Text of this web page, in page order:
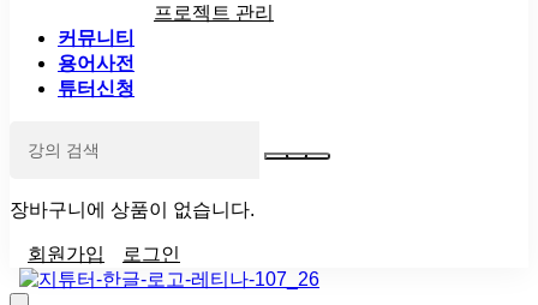
프로젝트 관리
커뮤니티
용어사전
튜터신청
장바구니에 상품이 없습니다.
회원가입 로그인